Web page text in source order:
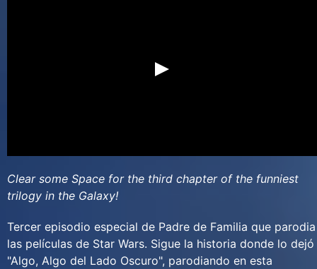
Clear some Space for the third chapter of the funniest
trilogy in the Galaxy!
Tercer episodio especial de Padre de Familia que parodia
las películas de Star Wars. Sigue la historia donde lo dejó
"Algo, Algo del Lado Oscuro", parodiando en esta